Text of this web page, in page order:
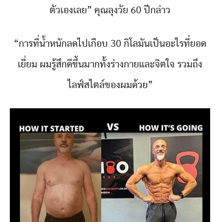
ตัวเองเลย” คุณลุงวัย 60 ปีกล่าว
“การที่น้ำหนักลดไปเกือบ 30 กิโลมันเป็นอะไรที่ยอด
เยี่ยม ผมรู้สึกดีขึ้นมากทั้งร่างกายและจิตใจ รวมถึง
ไลฟ์สไตล์ของผมด้วย”